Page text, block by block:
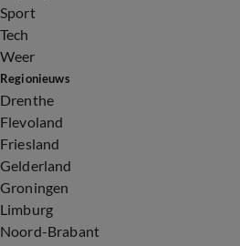
Sport
Tech
Weer
Regionieuws
Drenthe
Flevoland
Friesland
Gelderland
Groningen
Limburg
Noord-Brabant